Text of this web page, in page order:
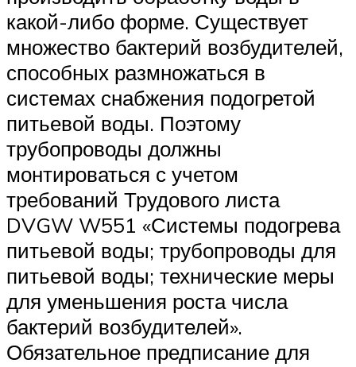
какой-либо форме. Существует
множество бактерий возбудителей,
способных размножаться в
системах снабжения подогретой
питьевой воды. Поэтому
трубопроводы должны
монтироваться с учетом
требований Трудового листа
DVGW W551 «Системы подогрева
питьевой воды; трубопроводы для
питьевой воды; технические меры
для уменьшения роста числа
бактерий возбудителей».
Обязательное предписание для